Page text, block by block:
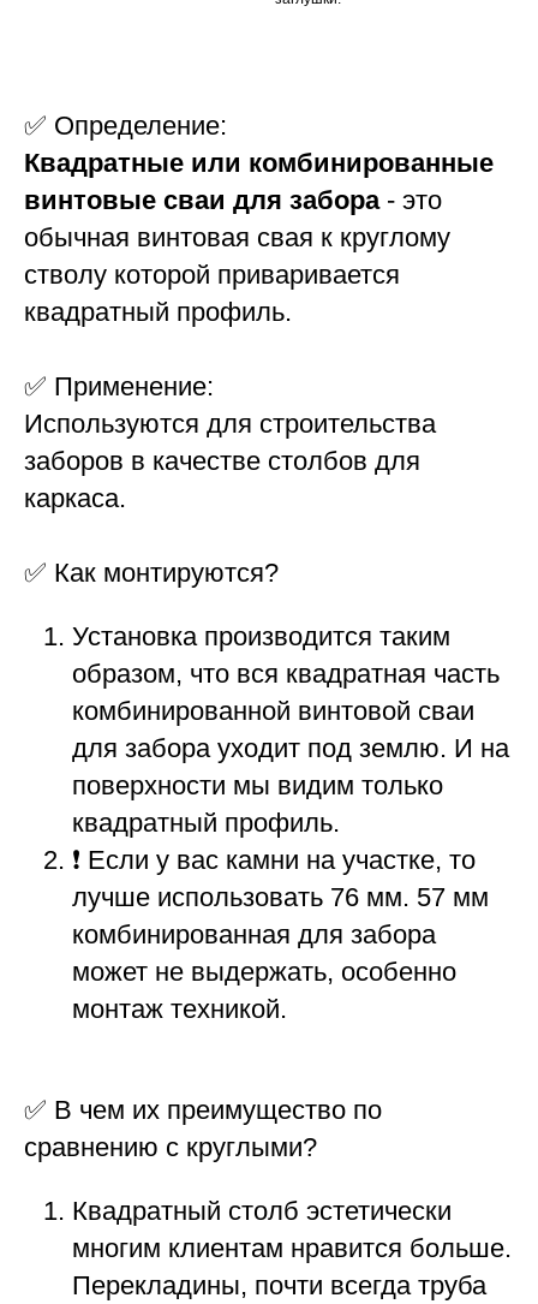
✅ Определение:
Квадратные или комбинированные
винтовые сваи для забора- это
обычная винтовая свая к круглому
стволу которой приваривается
квадратный профиль.
✅ Применение:
Используются для строительства
заборов в качестве столбов для
каркаса.
✅ Как монтируются?
Установка производится таким
образом, что вся квадратная часть
комбинированной винтовой сваи
для забора уходит под землю. И на
поверхности мы видим только
квадратный профиль.
❗ Если у вас камни на участке, то
лучше использовать 76 мм. 57 мм
комбинированная для забора
может не выдержать, особенно
монтаж техникой.
✅ В чем их преимущество по
сравнению с круглыми?
Квадратный столб эстетически
многим клиентам нравится больше.
Перекладины, почти всегда труба